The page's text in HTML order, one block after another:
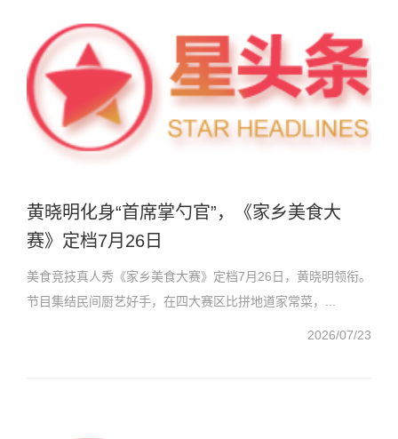
黄晓明化身“首席掌勺官”，《家乡美食大
赛》定档7月26日
美食竞技真人秀《家乡美食大赛》定档7月26日，黄晓明领衔。
节目集结民间厨艺好手，在四大赛区比拼地道家常菜，...
2026/07/23